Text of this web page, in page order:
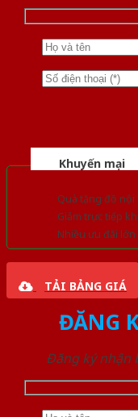
Khuyến mại
Quà tặng đồ
Giảm trực tiếp
Nhiều ưu đãi
TẢI BẢNG GIÁ
ĐĂNG
Đăng ký nhận